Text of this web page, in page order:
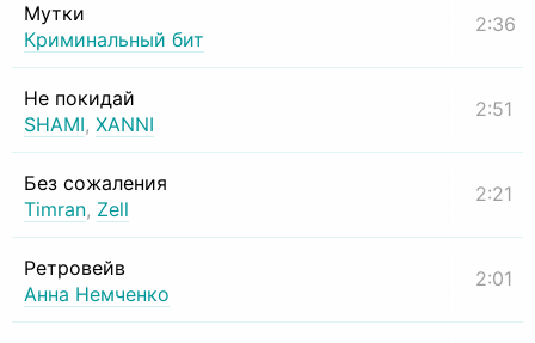
Мутки
Криминальный бит
2:36
Не покидай
SHAMI, XANNI
2:51
Без сожаления
Timran, Zell
2:21
Ретровейв
Анна Немченко
2:01